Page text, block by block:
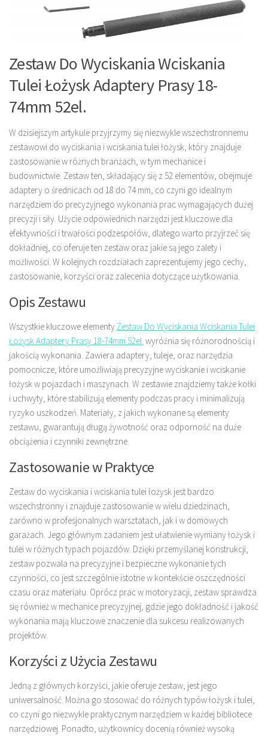
Zestaw Do Wyciskania Wciskania
Tulei Łożysk Adaptery Prasy 18-
74mm 52el.
W dzisiejszym artykule przyjrzymy się niezwykle wszechstronnemu
zestawowi do wyciskania i wciskania tulei łożysk, który znajduje
zastosowanie w różnych branżach, w tym mechanice i
budownictwie. Zestaw ten, składający się z 52 elementów, obejmuje
adaptery o średnicach od 18 do 74 mm, co czyni go idealnym
narzędziem do precyzyjnego wykonania prac wymagających dużej
precyzji i siły. Użycie odpowiednich narzędzi jest kluczowe dla
efektywności i trwałości podzespołów, dlatego warto przyjrzeć się
dokładniej, co oferuje ten zestaw oraz jakie są jego zalety i
możliwości. W kolejnych rozdziałach zaprezentujemy jego cechy,
zastosowanie, korzyści oraz zalecenia dotyczące użytkowania.
Opis Zestawu
Wszystkie kluczowe elementy Zestaw Do Wyciskania Wciskania Tulei
Łożysk Adaptery Prasy 18-74mm 52el. wyróżnia się różnorodnością i
jakością wykonania. Zawiera adaptery, tuleje, oraz narzędzia
pomocnicze, które umożliwiają precyzyjne wyciskanie i wciskanie
łożysk w pojazdach i maszynach. W zestawie znajdziemy także kołki
i uchwyty, które stabilizują elementy podczas pracy i minimalizują
ryzyko uszkodzeń. Materiały, z jakich wykonane są elementy
zestawu, gwarantują długą żywotność oraz odporność na duże
obciążenia i czynniki zewnętrzne.
Zastosowanie w Praktyce
Zestaw do wyciskania i wciskania tulei łożysk jest bardzo
wszechstronny i znajduje zastosowanie w wielu dziedzinach,
zarówno w profesjonalnych warsztatach, jak i w domowych
garażach. Jego głównym zadaniem jest ułatwienie wymiany łożysk i
tulei w różnych typach pojazdów. Dzięki przemyślanej konstrukcji,
zestaw pozwala na precyzyjne i bezpieczne wykonanie tych
czynności, co jest szczególnie istotne w kontekście oszczędności
czasu oraz materiału. Oprócz prac w motoryzacji, zestaw sprawdza
się również w mechanice precyzyjnej, gdzie jego dokładność i jakość
wykonania mają kluczowe znaczenie dla sukcesu realizowanych
projektów.
Korzyści z Użycia Zestawu
Jedną z głównych korzyści, jakie oferuje zestaw, jest jego
uniwersalność. Można go stosować do różnych typów łożysk i tulei,
co czyni go niezwykle praktycznym narzędziem w każdej bibliotece
narzędziowej. Ponadto, użytkownicy docenią również wysoką